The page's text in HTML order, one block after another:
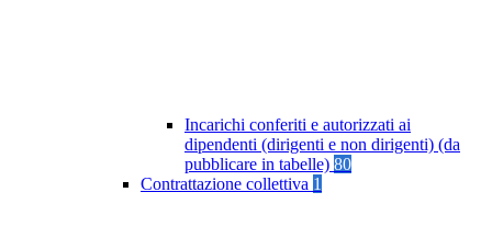
Incarichi conferiti e autorizzati ai
dipendenti (dirigenti e non dirigenti) (da
pubblicare in tabelle) 80
Contrattazione collettiva 1